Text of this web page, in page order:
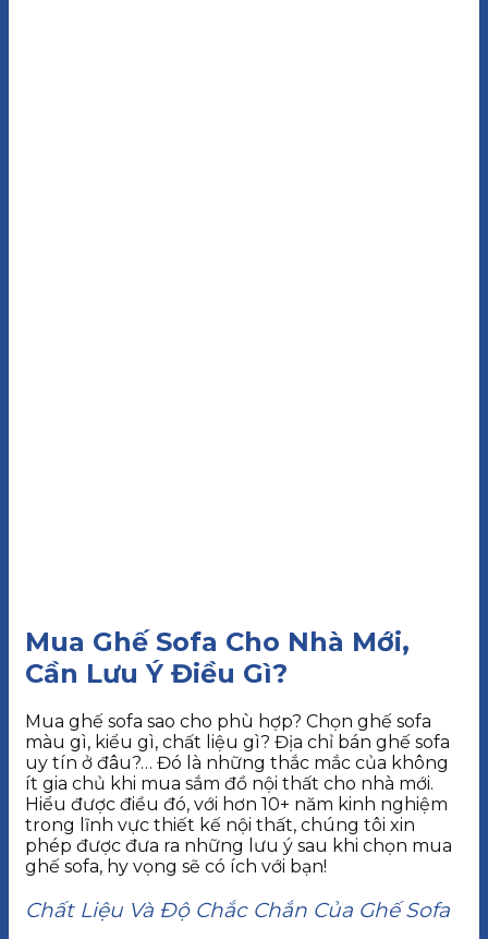
Mua Ghế Sofa Cho Nhà Mới,
Cần Lưu Ý Điều Gì?
Mua ghế sofa sao cho phù hợp? Chọn ghế sofa
màu gì, kiểu gì, chất liệu gì? Địa chỉ bán ghế sofa
uy tín ở đâu?… Đó là những thắc mắc của không
ít gia chủ khi mua sắm đồ nội thất cho nhà mới.
Hiểu được điều đó, với hơn 10+ năm kinh nghiệm
trong lĩnh vực thiết kế nội thất, chúng tôi xin
phép được đưa ra những lưu ý sau khi chọn mua
ghế sofa, hy vọng sẽ có ích với bạn!
Chất Liệu Và Độ Chắc Chắn Của Ghế Sofa